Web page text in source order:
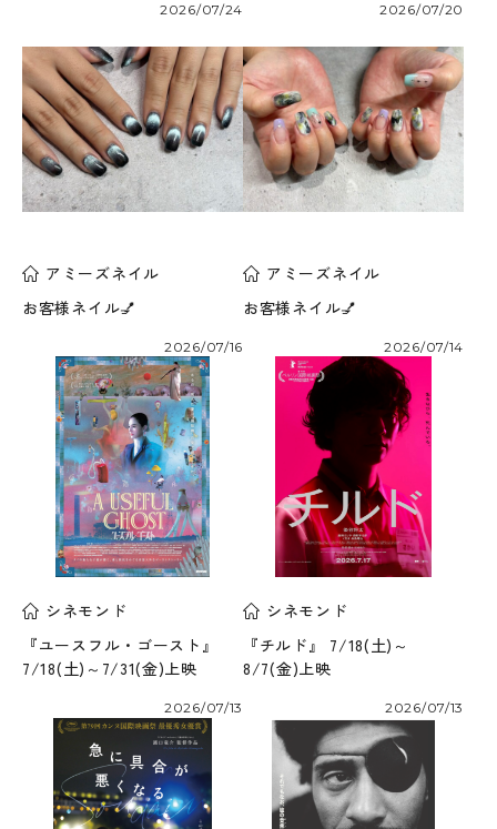
2026/07/24 2026/07/20
アミーズネイル
お客様ネイル💅
2026/07/16
アミーズネイル
お客様ネイル💅
2026/07/14
シネモンド
『ユースフル・ゴースト』
7/18(土)～7/31(金)上映
2026/07/13
シネモンド
『チルド』 7/18(土)～
8/7(金)上映
2026/07/13